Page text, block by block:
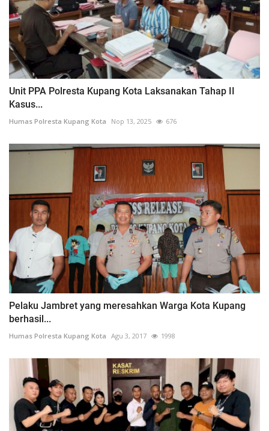
Unit PPA Polresta Kupang Kota Laksanakan Tahap II
Kasus...
Humas Polresta Kupang Kota Nop 13, 2025 676
Pelaku Jambret yang meresahkan Warga Kota Kupang
berhasil...
Humas Polresta Kupang Kota Agu 3, 2017 1998